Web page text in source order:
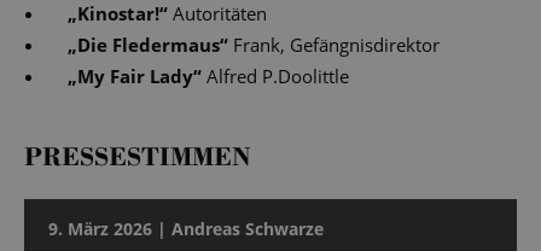
„Kinostar!“ Autoritäten
„Die Fledermaus“ Frank, Gefängnisdirektor
„My Fair Lady“ Alfred P.Doolittle
PRESSESTIMMEN
9. März 2026 | Andreas Schwarze